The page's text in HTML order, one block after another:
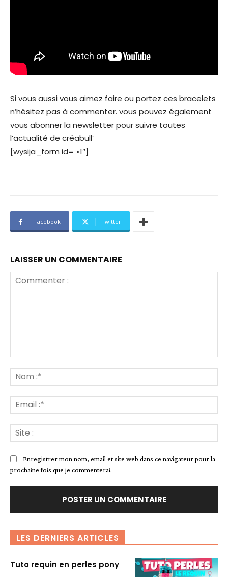
Si vous aussi vous aimez faire ou portez ces bracelets
n’hésitez pas à commenter. vous pouvez également
vous abonner la newsletter pour suivre toutes
l’actualité de créabull’
[wysija_form id= »1″]
Facebook Twitter
LAISSER UN COMMENTAIRE
:*
:*
:
Enregistrer mon nom, email et site web dans ce navigateur pour la
prochaine fois que je commenterai.
LES DERNIERS ARTICLES
Tuto requin en perles pony